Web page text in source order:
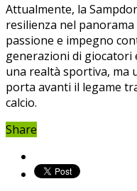
Attualmente, ⁤la
resilienza⁤ nel
passione e impegno
generazioni di giocatori
una realtà sportiva, ma‍
porta avanti il legame
calcio.
Share